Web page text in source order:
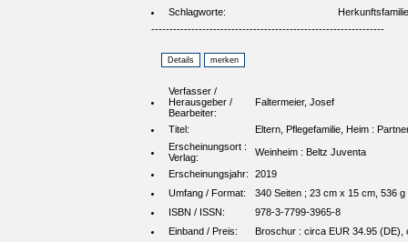
Schlagworte:
----------------------------------------------------------------
Verfasser /
Herausgeber /
Bearbeiter:
Faltermeier, Josef
Titel:
Eltern, Pflegefamilie, Heim :
Erscheinungsort :
Verlag:
Weinheim : Beltz Juventa
Erscheinungsjahr:
2019
Umfang / Format:
340 Seiten ; 23 cm x 15 cm, 536 g
ISBN / ISSN:
978-3-7799-3965-8
Einband / Preis:
Broschur : circa EUR 34.95